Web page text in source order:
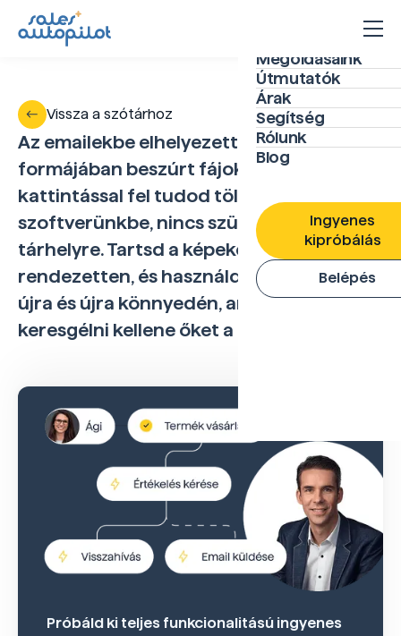
Megoldásaink
Útmutatók
Árak
Segítség
Rólunk
Blog
Ingyenes
kipróbálás
Belépés
Vissza a szótárhoz
Az emailekbe elhelyezett képeket, és link
formájában beszúrt fájokat pár
kattintással fel tudod tölteni
szoftverünkbe, nincs szükséged külön
tárhelyre. Tartsd a képeket a fájlokat
rendezetten, és használd fel őket akár
újra és újra könnyedén, anélkül, hogy
keresgélni kellene őket a gépeden.
Próbáld ki teljes funkcionalitású ingyenes